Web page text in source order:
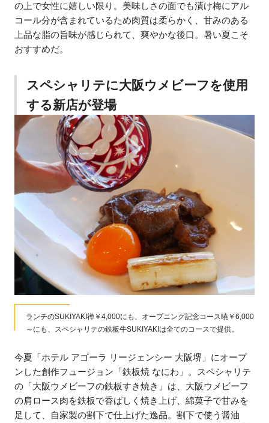
の上で女性に嬉しい限り。美味しさの面でも漬け梅にアル
コール分が含まれているため肉質は柔らかく、甘みのある
上品な脂の旨味が感じられて、爽やかな後口。暑い夏こそ
おすすめだ。
スペシャリテに大阪ウメビーフを使用
する新店が登場
ランチのSUKIYAKI禅￥4,000にも、オープニング記念コース暁￥6,000
～にも、スペシャリテの鉄板牛SUKIYAKIは全てのコースで提供。
今夏「ホテル アゴーラ リージェンシー 大阪堺」にオープ
ンした創作フュージョン「鉄板焼 なにわ」。スペシャリテ
の「大阪ウメビーフの鉄板すき焼き」は、大阪ウメビーフ
の肩ロース肉を鉄板で香ばしく焼き上げ、綿菓子で甘みを
足して、自家製の割下で仕上げた逸品。割下で使う醤油